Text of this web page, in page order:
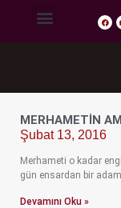
MERHAMETIN
Şubat 13, 2016
Merhameti o kadar
gün ensardan bir
Devamını Oku »